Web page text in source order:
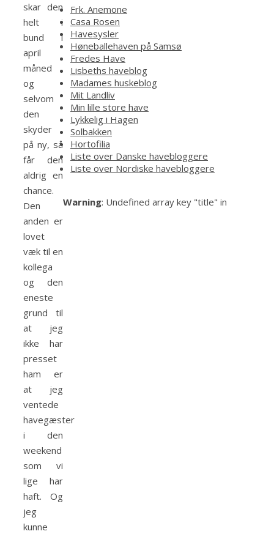
skar den
helt i
bund i
april
måned
og
selvom
den
skyder
på ny, så
får den
aldrig en
chance.
Den
anden er
lovet
væk til en
kollega
og den
eneste
grund til
at jeg
ikke har
presset
ham er
at jeg
ventede
havegæster
i den
weekend
som vi
lige har
haft. Og
jeg
kunne
Frk. Anemone
Casa Rosen
Havesysler
Høneballehaven på Samsø
Fredes Have
Lisbeths haveblog
Madames huskeblog
Mit Landliv
Min lille store have
Lykkelig i Hagen
Solbakken
Hortofilia
Liste over Danske havebloggere
Liste over Nordiske havebloggere
Warning: Undefined array key "title" in